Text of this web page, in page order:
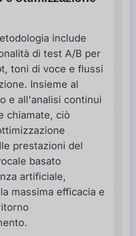
include
di test A/B per
toni di voce e flussi
Insieme al
e all'analisi continui
chiamate, ciò
prestazioni del
basato
artificiale,
massima efficacia e